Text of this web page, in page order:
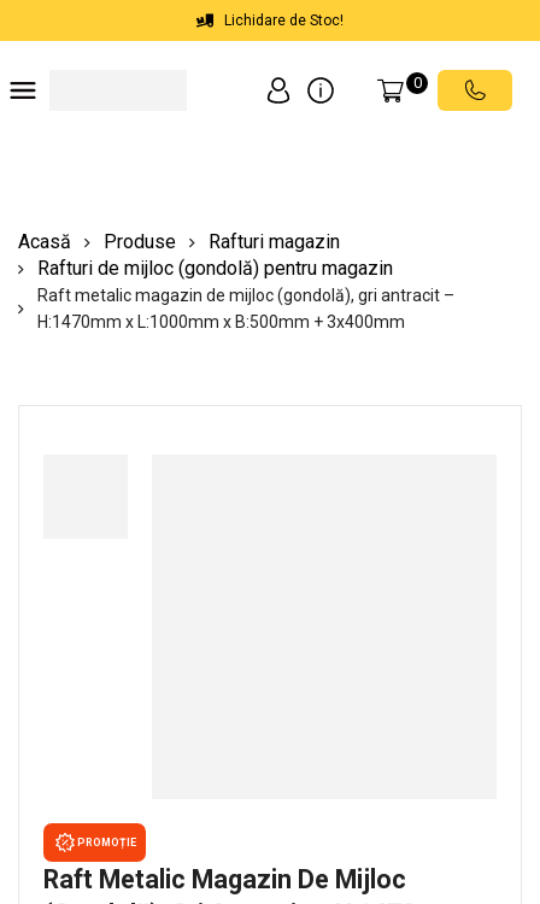
Lichidare de Stoc!
0
Acasă Produse
Rafturi magazin
Rafturi de mijloc (gondolă) pentru magazin
Raft metalic magazin de mijloc (gondolă), gri antracit –
H:1470mm x L:1000mm x B:500mm + 3x400mm
PROMOȚIE
Raft Metalic Magazin De Mijloc